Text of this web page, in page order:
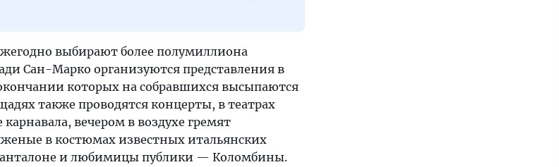
выбирают более полумиллиона
Сан-Марко организуются представления в
которых на собравшихся высыпаются
также проводятся концерты, в театрах
вечером в воздухе гремят
в костюмах известных итальянских
и любимицы публики — Коломбины.